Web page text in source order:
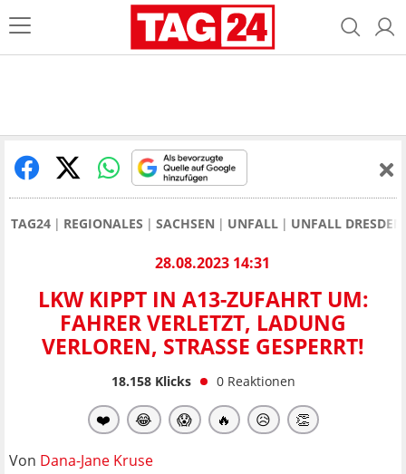
TAG24 REGIONALES SACHSEN UNFALL UNFALL
28.08.2023 14:31
LKW KIPPT IN A13-ZUFAHRT UM:
FAHRER VERLETZT, LADUNG
VERLOREN, STRASSE GESPERRT!
18.158Klicks 0 Reaktionen
❤️ 😂 😱 🔥 😥 👏
Von Dana-Jane Kruse